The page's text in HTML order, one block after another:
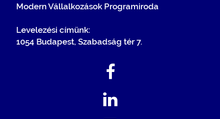
Modern Vállalkozások Programiroda
Levelezési címünk:
1054 Budapest, Szabadság tér 7.